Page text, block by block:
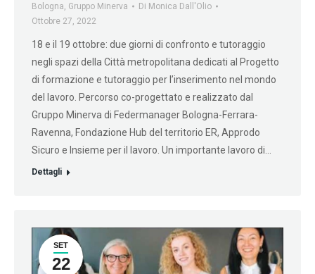
Bologna Gruppo Minerva Di Monica Dall'Olio
Ottobre 27, 2022
18 e il 19 ottobre: due giorni di confronto e tutoraggio
negli spazi della Città metropolitana dedicati al Progetto
di formazione e tutoraggio per l’inserimento nel mondo
del lavoro. Percorso co-progettato e realizzato dal
Gruppo Minerva di Federmanager Bologna-Ferrara-
Ravenna, Fondazione Hub del territorio ER, Approdo
Sicuro e Insieme per il lavoro. Un importante lavoro di…
Dettagli
SET
22